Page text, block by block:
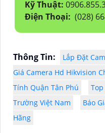
Kỹ Thuật:
Điện Thoại: (028)
Thông Tin: Lắp Đặt
Giá Camera Hd Hikvision
Tính Quận Tân Phú
Trường Việt Nam
Báo
Hãng